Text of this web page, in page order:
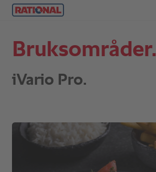
Bruksområder.
iVario Pro.